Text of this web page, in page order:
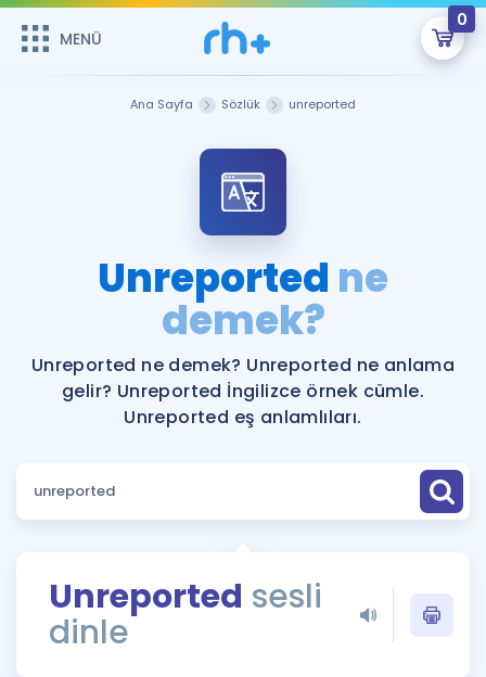
MENÜ
0
Şifremi Hatırlamıyorum
Sepetin Şu An Boş.
Remzi Hoca ile seni sınava hazırlayacak onlarca eğitim seni
bekliyor!
MENÜ
Katılımcı Görüşleri
Faydalı Araçlar
Ücretsiz Kaynaklar
Puan Hesaplama
ÖSYM Sınav Takvimi
Kampanyalar
İngilizce Gramer
Ana Sayfa Sözlük unreported
Unreported ne
demek?
Unreported ne demek? Unreported ne anlama
gelir? Unreported İngilizce örnek cümle.
Unreported eş anlamlıları.
Unreported sesli
dinle